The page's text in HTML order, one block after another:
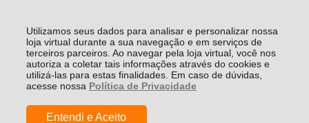
Utilizamos seus dados para analisar e personalizar nossa
loja virtual durante a sua navegação e em serviços de
terceiros parceiros. Ao navegar pela loja virtual, você nos
autoriza a coletar tais informações através do cookies e
utilizá-las para estas finalidades. Em caso de dúvidas,
acesse nossa Política de Privacidade
Entendi e Aceito